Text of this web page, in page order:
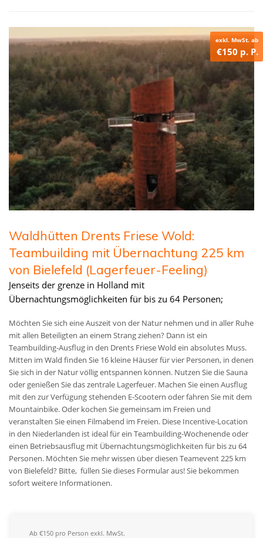
exkl. MwSt. ab
€150 p. P.
Waldhütten Drents Friese Wold:
Teambuilding mit Übernachtung 225 km
von Bielefeld (Lagerfeuer-Feeling)
Jenseits der grenze in Holland mit
Übernachtungsmöglichkeiten für bis zu 64 Personen;
Möchten Sie sich eine Auszeit von der Natur nehmen und in aller Ruhe
mit allen Beteiligten an einem Strang ziehen? Dann ist ein
Teambuilding-Ausflug in den Drents Friese Wold ein absolutes Muss.
Mitten im Wald finden Sie 16 kleine Häuser für vier Personen, in denen
Sie sich in der Natur völlig entspannen können. Nutzen Sie die Sauna
oder genießen Sie das zentrale Lagerfeuer. Machen Sie einen Ausflug
mit den zur Verfügung stehenden E-Scootern oder fahren Sie mit dem
Mountainbike. Oder kochen Sie gemeinsam im Freien und
veranstalten Sie einen Filmabend im Freien. Diese Incentive-Location
in den Niederlanden ist ideal für ein Teambuilding-Wochenende oder
einen Betriebsausflug mit Übernachtungsmöglichkeiten für bis zu 64
Personen. Möchten Sie mehr wissen über diesen Teamevent 225 km
von Bielefeld? Bitte, füllen Sie dieses Formular aus! Sie bekommen
sofort weitere Informationen.
Ab €150 pro Person exkl. MwSt.